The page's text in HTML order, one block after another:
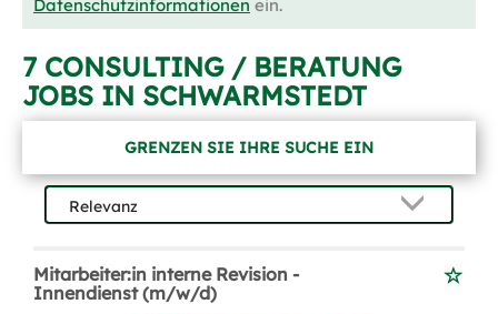
Datenschutzinformationen ein.
7 CONSULTING / BERATUNG
JOBS IN SCHWARMSTEDT
GRENZEN SIE IHRE SUCHE EIN
Mitarbeiter:in interne Revision -
Innendienst (m/w/d)